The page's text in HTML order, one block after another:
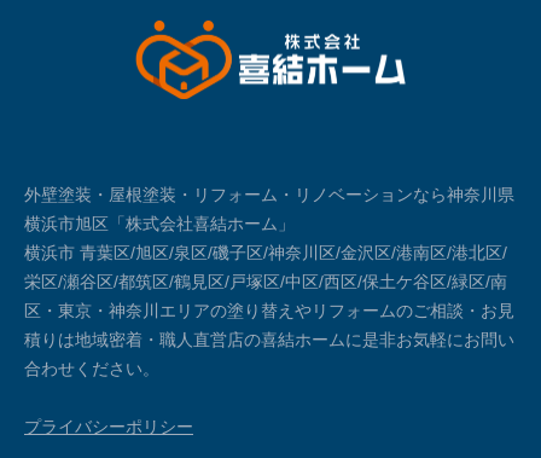
外壁塗装・屋根塗装・リフォーム・リノベーションなら神奈川県
横浜市旭区「株式会社喜結ホーム」
横浜市 青葉区/旭区/泉区/磯子区/神奈川区/金沢区/港南区/港北区/
栄区/瀬谷区/都筑区/鶴見区/戸塚区/中区/西区/保土ケ谷区/緑区/南
区・東京・神奈川エリアの塗り替えやリフォームのご相談・お見
積りは地域密着・職人直営店の喜結ホームに是非お気軽にお問い
合わせください。
プライバシーポリシー